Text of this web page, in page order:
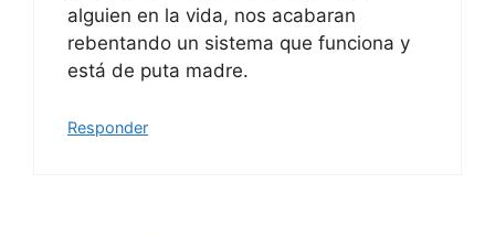
alguien en la vida, nos acabaran
rebentando un sistema que funciona y
está de puta madre.
Responder